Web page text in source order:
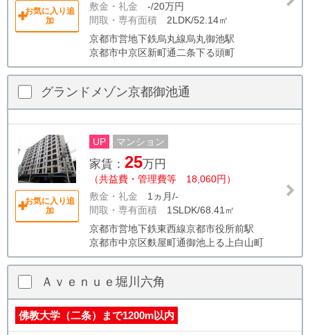
お気に入り追
加
敷金・礼金 -/20万円
間取・専有面積 2LDK/52.14㎡
京都市営地下鉄烏丸線烏丸御池駅
京都市中京区新町通二条下る頭町
グランドメゾン京都御池通
お気に入り追
加
UP マンション
家賃： 25万円
（共益費・管理費等 18,060円）
敷金・礼金 1ヵ月/-
間取・専有面積 1SLDK/68.41㎡
京都市営地下鉄東西線京都市役所前駅
京都市中京区麩屋町通御池上る上白山町
Ａｖｅｎｕｅ堀川六角
佛教大学（二条）まで1200m以内